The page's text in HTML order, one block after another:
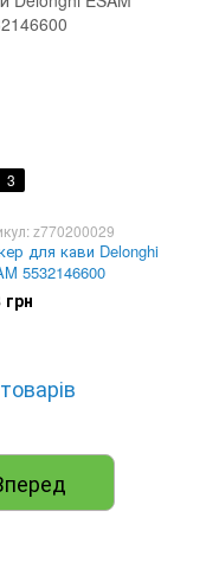
3
z770200029
для кави Delonghi
5532146600
грн